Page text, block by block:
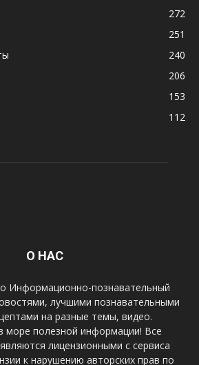
272
251
240
206
153
112
О НАС
Информационно-познавательный
лучшими познавательными
на разные темы, видео.
море полезной информации! Все
лицензионными с сервиса
к нарушению авторских прав по